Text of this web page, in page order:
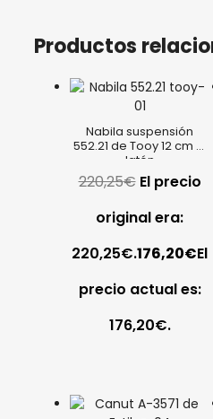
Productos
Nabila suspensión
552.21 de Tooy 12 cm Ø
latón
220,25€ El precio
original era:
220,25€.176,20€El
precio actual es:
176,20€.